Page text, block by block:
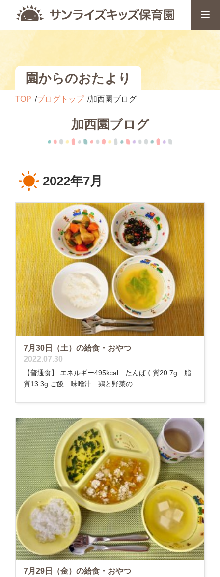
園からのおたより
TOP ブログトップ 加西園ブログ
加西園ブログ
2022年7月
7月30日（土）の給食・おやつ
2022.07.30
【普通食】 エネルギー495kcal たんぱく質20.7g 脂
質13.3g ご飯 味噌汁 鶏と野菜の...
7月29日（金）の給食・おやつ